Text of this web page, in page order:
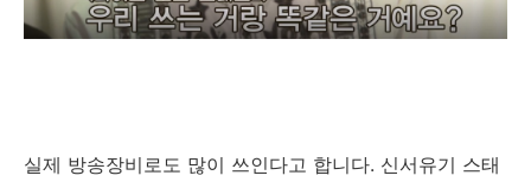
실제 방송장비로도 많이 쓰인다고 합니다. 신서유기 스태